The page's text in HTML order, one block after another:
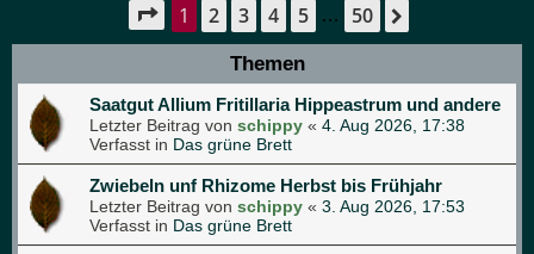
Seite 1von 50
1 2 3 4 5 … 50
Themen
Saatgut Allium Fritillaria Hippeastrum und andere
Letzter Beitrag von schippy « 4. Aug 2026, 17:38
Verfasst in Das grüne Brett
Zwiebeln unf Rhizome Herbst bis Frühjahr
Letzter Beitrag von schippy « 3. Aug 2026, 17:53
Verfasst in Das grüne Brett